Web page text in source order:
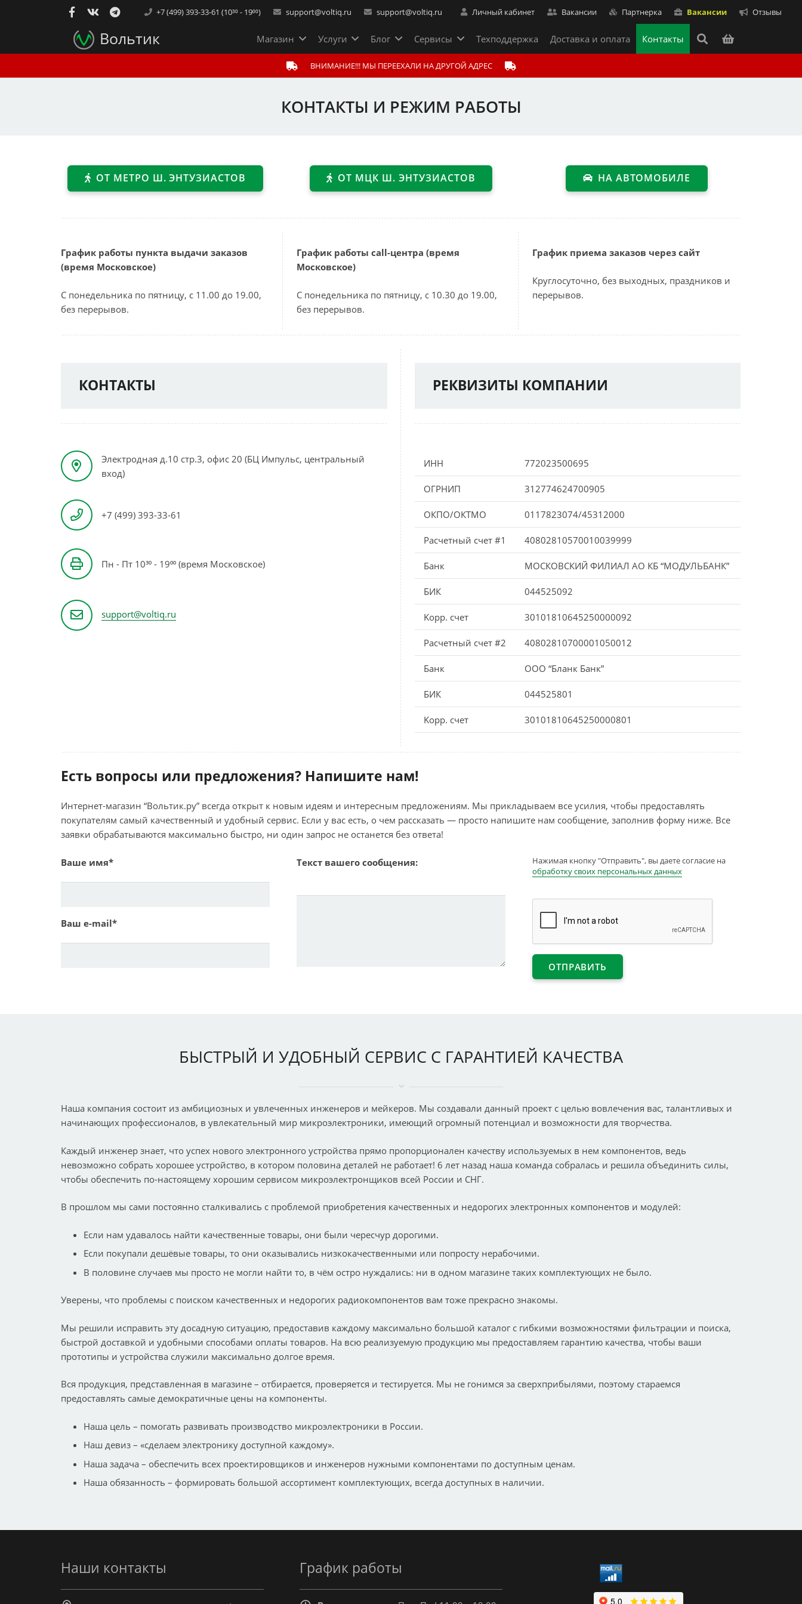
+7 (499) 393-33-61 (10³⁰ - 19⁰⁰) support@voltiq.ru support@voltiq.ru Личный кабинет Вакансии Партнерка Вакансии Отзывы
Вольтик Магазин Услуги Блог Сервисы Техподдержка Доставка и оплата Контакты
ВНИМАНИЕ!!! МЫ ПЕРЕЕХАЛИ НА ДРУГОЙ АДРЕС
КОНТАКТЫ И РЕЖИМ РАБОТЫ
ОТ МЕТРО Ш. ЭНТУЗИАСТОВ ОТ МЦК Ш. ЭНТУЗИАСТОВ НА АВТОМОБИЛЕ
График работы пункта выдачи заказов
(время Московское)
С понедельника по пятницу, с 11.00 до 19.00,
без перерывов.
График работы call-центра (время
Московское)
С понедельника по пятницу, с 10.30 до 19.00,
без перерывов.
График приема заказов через сайт
Круглосуточно, без выходных, праздников и
перерывов.
КОНТАКТЫ
Электродная д.10 стр.3, офис 20 (БЦ Импульс, центральный
вход)
+7 (499) 393-33-61
Пн - Пт 10³⁰ - 19⁰⁰ (время Московское)
support@voltiq.ru
РЕКВИЗИТЫ КОМПАНИИ
ИНН 772023500695
ОГРНИП 312774624700905
ОКПО/ОКТMО 0117823074/45312000
Расчетный счет #1 40802810570010039999
Банк МОСКОВСКИЙ ФИЛИАЛ АО КБ “МОДУЛЬБАНК”
БИК 044525092
Kорр. счет 30101810645250000092
Расчетный счет #2 40802810700001050012
Банк ООО “Бланк Банк”
БИК 044525801
Kорр. счет 30101810645250000801
Есть вопросы или предложения? Напишите нам!
Интернет-магазин “Вольтик.ру” всегда открыт к новым идеям и интересным предложениям. Мы прикладываем все усилия, чтобы предоставлять
покупателям самый качественный и удобный сервис. Если у вас есть, о чем рассказать — просто напишите нам сообщение, заполнив форму ниже. Все
заявки обрабатываются максимально быстро, ни один запрос не останется без ответа!
Ваше имя*
Ваш e-mail*
Текст вашего сообщения:
Нажимая кнопку "Отправить", вы даете согласие на
обработку своих персональных данных
БЫСТРЫЙ И УДОБНЫЙ СЕРВИС С ГАРАНТИЕЙ КАЧЕСТВА
Наша компания состоит из амбициозных и увлеченных инженеров и мейкеров. Мы создавали данный проект с целью вовлечения вас, талантливых и
начинающих профессионалов, в увлекательный мир микроэлектроники, имеющий огромный потенциал и возможности для творчества.
Каждый инженер знает, что успех нового электронного устройства прямо пропорционален качеству используемых в нем компонентов, ведь
невозможно собрать хорошее устройство, в котором половина деталей не работает! 6 лет назад наша команда собралась и решила объединить силы,
чтобы обеспечить по-настоящему хорошим сервисом микроэлектронщиков всей России и СНГ.
В прошлом мы сами постоянно сталкивались с проблемой приобретения качественных и недорогих электронных компонентов и модулей:
Если нам удавалось найти качественные товары, они были чересчур дорогими.
Если покупали дешёвые товары, то они оказывались низкокачественными или попросту нерабочими.
В половине случаев мы просто не могли найти то, в чём остро нуждались: ни в одном магазине таких комплектующих не было.
Уверены, что проблемы с поиском качественных и недорогих радиокомпонентов вам тоже прекрасно знакомы.
Мы решили исправить эту досадную ситуацию, предоставив каждому максимально большой каталог с гибкими возможностями фильтрации и поиска,
быстрой доставкой и удобными способами оплаты товаров. На всю реализуемую продукцию мы предоставляем гарантию качества, чтобы ваши
прототипы и устройства служили максимально долгое время.
Вся продукция, представленная в магазине – отбирается, проверяется и тестируется. Мы не гонимся за сверхприбылями, поэтому стараемся
предоставлять самые демократичные цены на компоненты.
Наша цель – помогать развивать производство микроэлектроники в России.
Наш девиз – «сделаем электронику доступной каждому».
Наша задача – обеспечить всех проектировщиков и инженеров нужными компонентами по доступным ценам.
Наша обязанность – формировать большой ассортимент комплектующих, всегда доступных в наличии.
Наши контакты График работы